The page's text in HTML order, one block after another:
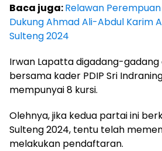
Baca juga:Relawan
Dukung Ahmad Ali-Abdul Karim
Sulteng 2024
Irwan Lapatta digadang-gadang
bersama kader PDIP Sri
mempunyai 8 kursi.
Olehnya, jika kedua partai ini
Sulteng 2024, tentu telah
melakukan pendaftaran.